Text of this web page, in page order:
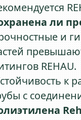
ли
и
REHAU.
к
с